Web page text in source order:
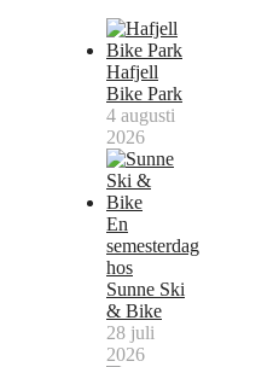
Hafjell
Bike Park
4 augusti
2026
En
semesterdag
hos
Sunne Ski
& Bike
28 juli
2026